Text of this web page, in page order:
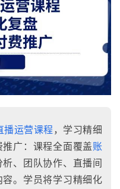
播运营课程 ，学习精细
广：课程全面覆盖账
、团队协作、直播间
。学员将学习精细化